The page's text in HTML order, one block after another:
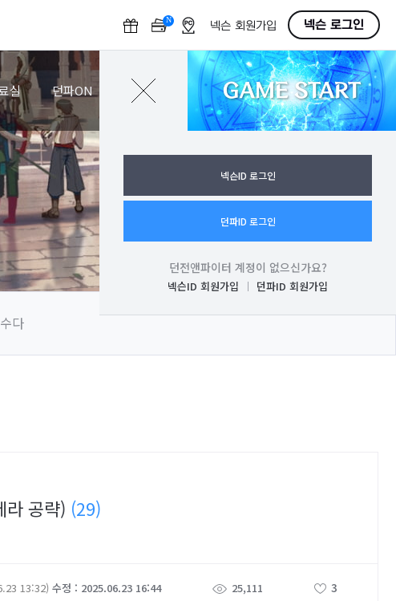
N
F
넥슨 회원가입 넥슨 로그인
실 던파ON GAME START
로그인
넥슨ID 로그인
던파ID 로그인
던전앤파이터 계정이 없으신가요?
넥슨ID 회원가입 던파ID 회원가입
수다
라 공략) (29)
13:32) 수정 : 2025.06.23 16:44 25,111 3